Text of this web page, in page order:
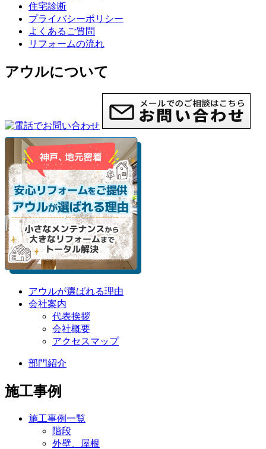
住宅診断
プライバシーポリシー
よくあるご質問
リフォームの流れ
アウルについて
アウルが選ばれる理由
会社案内
代表挨拶
会社概要
アクセスマップ
部門紹介
施工事例
施工事例一覧
階段
外壁、屋根